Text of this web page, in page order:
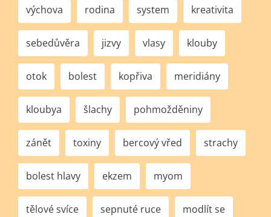
výchova rodina system kreativita
sebedůvěra jizvy vlasy klouby
otok bolest kopřiva meridiány
kloubya šlachy pohmožděniny
zánět toxiny bercový vřed strachy
bolest hlavy ekzem myom
tělové svíce sepnuté ruce modlít se